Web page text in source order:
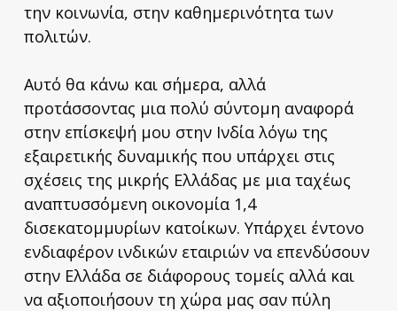
την κοινωνία, στην καθημερινότητα των
πολιτών.
Αυτό θα κάνω και σήμερα, αλλά
προτάσσοντας μια πολύ σύντομη αναφορά
στην επίσκεψή μου στην Ινδία λόγω της
εξαιρετικής δυναμικής που υπάρχει στις
σχέσεις της μικρής Ελλάδας με μια ταχέως
αναπτυσσόμενη οικονομία 1,4
δισεκατομμυρίων κατοίκων. Υπάρχει έντονο
ενδιαφέρον ινδικών εταιριών να επενδύσουν
στην Ελλάδα σε διάφορους τομείς αλλά και
να αξιοποιήσουν τη χώρα μας σαν πύλη